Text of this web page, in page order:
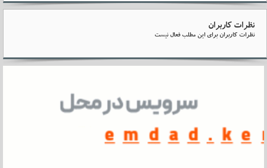
نظرات کاربران
نظرات کاربران برای این مطلب فعال نیست